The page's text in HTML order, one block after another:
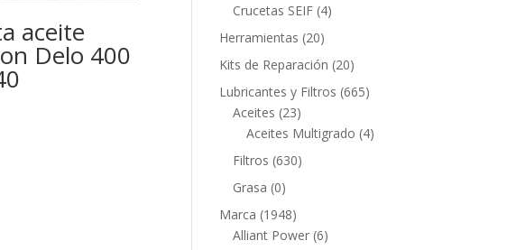
aceite
Delo 400
Crucetas SEIF 44
Herramientas 2020
productos
Kits de Reparación 2020
productos
Lubricantes y Filtros 665665
Aceites 2323
productos
Aceites Multigrado 44
Filtros 630630
Grasa 00
productos
Marca 19481948
productos
Alliant Power 66